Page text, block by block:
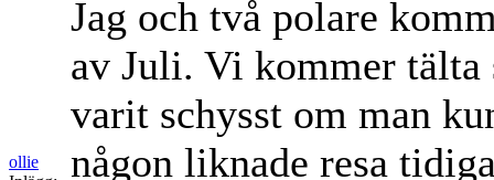
ollie
Jag och två polare
av Juli. Vi kommer
varit schysst om man
någon liknade resa